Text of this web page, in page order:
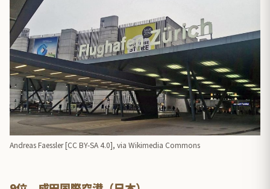
Andreas Faessler [CC BY-SA 4.0], via Wikimedia Commons